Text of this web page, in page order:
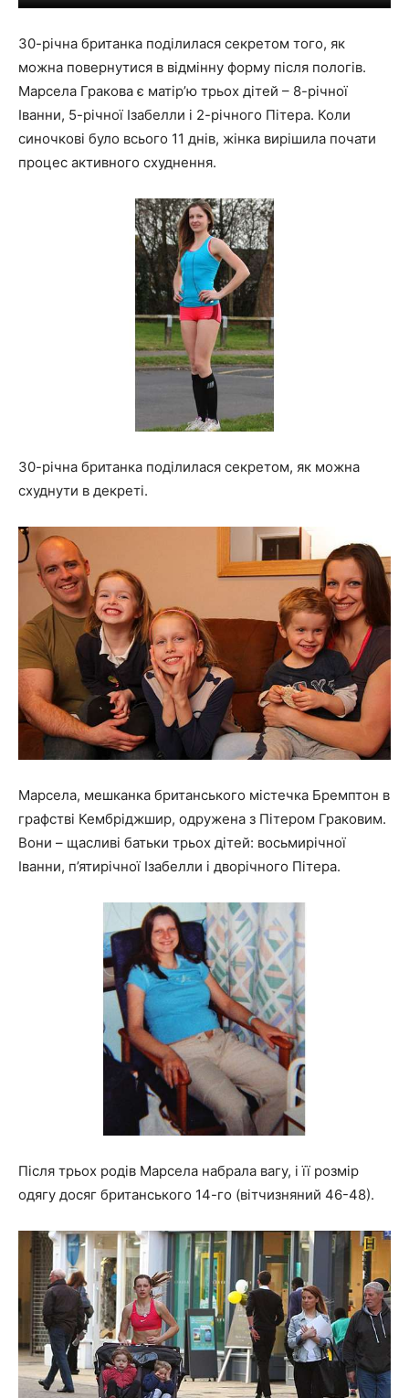
30-річна британка поділилася секретом того, як
можна повернутися в відмінну форму після пологів.
Марсела Гракова є матір’ю трьох дітей – 8-річної
Іванни, 5-річної Ізабелли і 2-річного Пітера. Коли
синочкові було всього 11 днів, жінка вирішила почати
процес активного схуднення.
30-річна британка поділилася секретом, як можна
схуднути в декреті.
Марсела, мешканка британського містечка Бремптон в
графстві Кембріджшир, одружена з Пітером Граковим.
Вони – щасливі батьки трьох дітей: восьмирічної
Іванни, п’ятирічної Ізабелли і дворічного Пітера.
Після трьох родів Марсела набрала вагу, і її розмір
одягу досяг британського 14-го (вітчизняний 46-48).